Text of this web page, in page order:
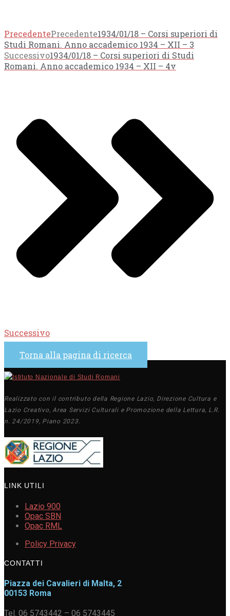
PrecedentePrecedente1934/01/18 – Corsi superiori di
Studi Romani. Anno accademico 1934 – XII – 3
Successivo1934/01/18 – Corsi superiori di Studi
Romani. Anno accademico 1934 – XII – 4v
Successivo
Torna alla pagina di ricerca
Realizzato con il contributo della Regione Lazio, Direzione Cultura e
Lazio Creativo, Area Servizi Culturali e Promozione della Lettura, L.R.
n. 24/2019, Piano 2023.
LINK UTILI
Lazio 900
Opac SBN
Opac RML
Policy Privacy
CONTATTI
Piazza dei Cavalieri di Malta, 2
00153 Roma
Tel. 06 5743442 – 06 5743445